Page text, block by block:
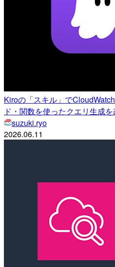
Kiroの「スキル」で
ド・関数を使ったクエリ生成
suzuki.ryo
2026.06.11